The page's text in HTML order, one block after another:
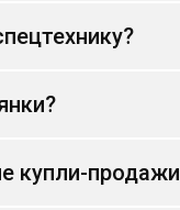
купли-